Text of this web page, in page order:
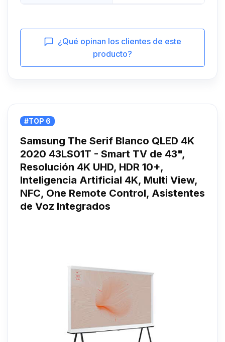
¿Qué opinan los clientes de este
producto?
#TOP 6
Samsung The Serif Blanco QLED 4K
2020 43LS01T - Smart TV de 43",
Resolución 4K UHD, HDR 10+,
Inteligencia Artificial 4K, Multi View,
NFC, One Remote Control, Asistentes
de Voz Integrados